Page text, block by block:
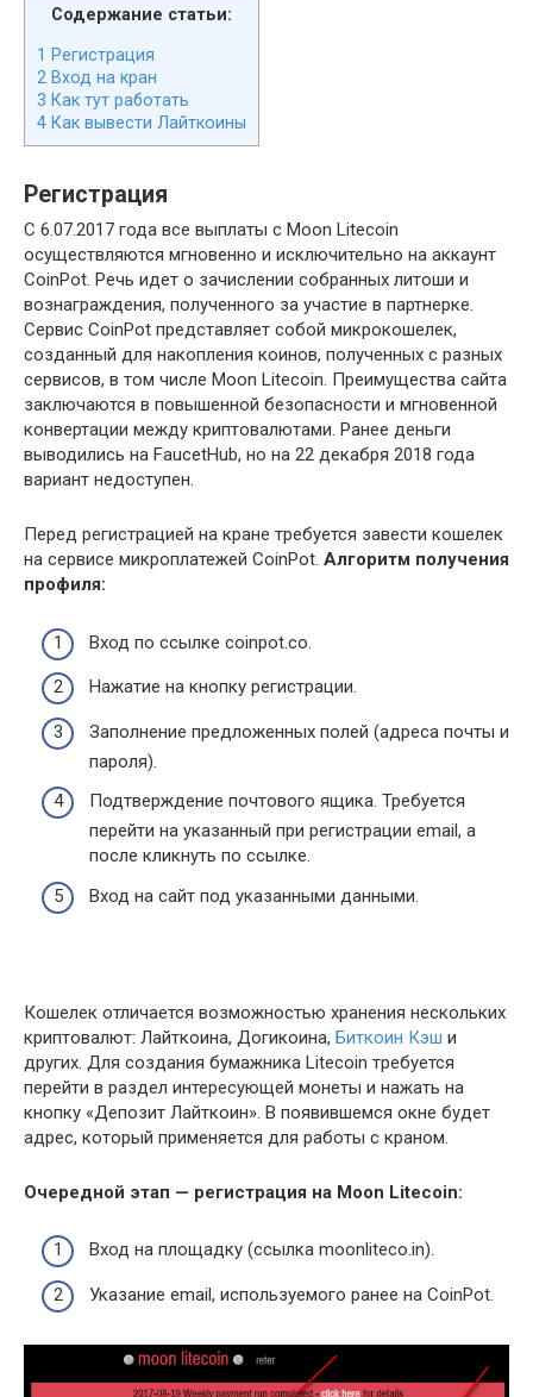
Содержание статьи:
1 Регистрация
2 Вход на кран
3 Как тут работать
4 Как вывести Лайткоины
Регистрация
С 6.07.2017 года все выплаты с Moon Litecoin
осуществляются мгновенно и исключительно на аккаунт
CoinPot. Речь идет о зачислении собранных литоши и
вознаграждения, полученного за участие в партнерке.
Сервис CoinPot представляет собой микрокошелек,
созданный для накопления коинов, полученных с разных
сервисов, в том числе Moon Litecoin. Преимущества сайта
заключаются в повышенной безопасности и мгновенной
конвертации между криптовалютами. Ранее деньги
выводились на FaucetHub, но на 22 декабря 2018 года
вариант недоступен.
Перед регистрацией на кране требуется завести кошелек
на сервисе микроплатежей CoinPot. Алгоритм получения
профиля:
Вход по ссылке coinpot.co.
Нажатие на кнопку регистрации.
Заполнение предложенных полей (адреса почты и
пароля).
Подтверждение почтового ящика. Требуется
перейти на указанный при регистрации email, а
после кликнуть по ссылке.
Вход на сайт под указанными данными.
Кошелек отличается возможностью хранения нескольких
криптовалют: Лайткоина, Догикоина, Биткоин Кэш и
других. Для создания бумажника Litecoin требуется
перейти в раздел интересующей монеты и нажать на
кнопку «Депозит Лайткоин». В появившемся окне будет
адрес, который применяется для работы с краном.
Очередной этап — регистрация на Moon Litecoin:
Вход на площадку (ссылка moonliteco.in).
Указание email, используемого ранее на CoinPot.